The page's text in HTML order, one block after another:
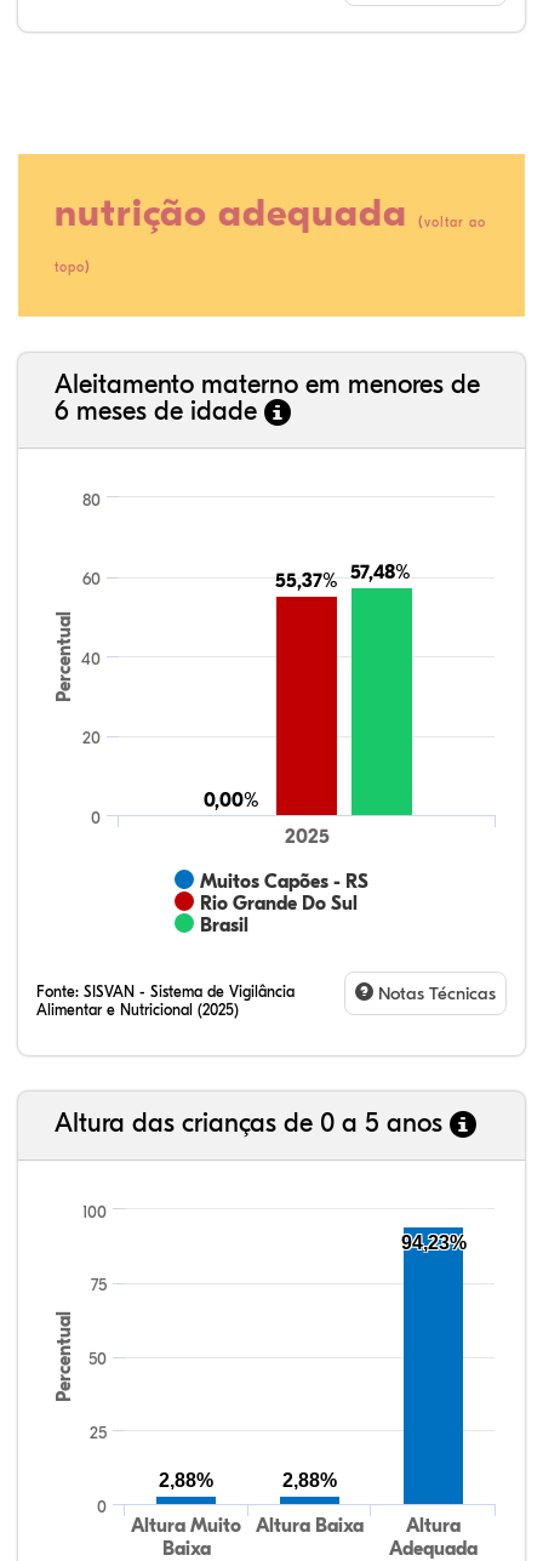
nutrição adequada (voltar ao
topo)
Aleitamento materno em menores de
6 meses de idade
Percentual
0,00%
0,00%
55,37%
55,37% 57,48%
57,48%
Muitos Capões - RS
Rio Grande Do Sul
Brasil
2025
0
20
40
60
80
Fonte: SISVAN - Sistema de Vigilância
Alimentar e Nutricional (2025)
Notas Técnicas
Altura das crianças de 0 a 5 anos
Percentual
Altura Muito
Baixa
Altura Baixa
Altura
Adequada
0
25
50
75
100
2,88% 2,88%
94,23%